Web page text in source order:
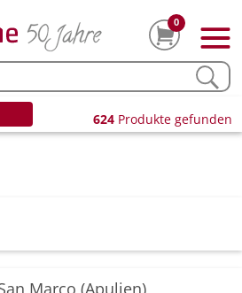
0
624 Produkte gefunden
Marco (Apulien)